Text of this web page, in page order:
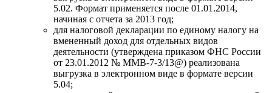
5.02. Формат применяется после 01.01.2014,
начиная с отчета за 2013 год;
для налоговой декларации по единому налогу на
вмененный доход для отдельных видов
деятельности (утверждена приказом ФНС России
от 23.01.2012 № ММВ-7-3/13@) реализована
выгрузка в электронном виде в формате версии
5.04;